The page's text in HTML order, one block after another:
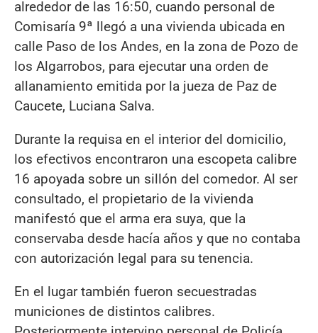
alrededor de las 16:50, cuando personal de
Comisaría 9ª llegó a una vivienda ubicada en
calle Paso de los Andes, en la zona de Pozo de
los Algarrobos, para ejecutar una orden de
allanamiento emitida por la jueza de Paz de
Caucete, Luciana Salva.
Durante la requisa en el interior del domicilio,
los efectivos encontraron una escopeta calibre
16 apoyada sobre un sillón del comedor. Al ser
consultado, el propietario de la vivienda
manifestó que el arma era suya, que la
conservaba desde hacía años y que no contaba
con autorización legal para su tenencia.
En el lugar también fueron secuestradas
municiones de distintos calibres.